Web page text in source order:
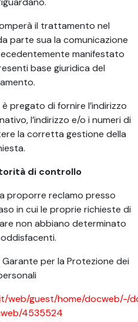
il trattamento nel
parte sua la comunicazione
manifestato
base giuridica del
pregato di fornire l’indirizzo
l’indirizzo e/o i numeri di
la corretta gestione della
di controllo
proporre reclamo presso
in cui le proprie richieste di
non abbiano determinato
per la Protezione dei
web/guest/home/docweb/-/
4535524